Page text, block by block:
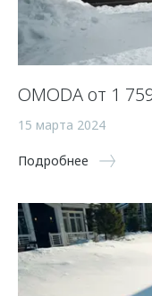
OMODA от 1
15 марта 2024
Подробнее